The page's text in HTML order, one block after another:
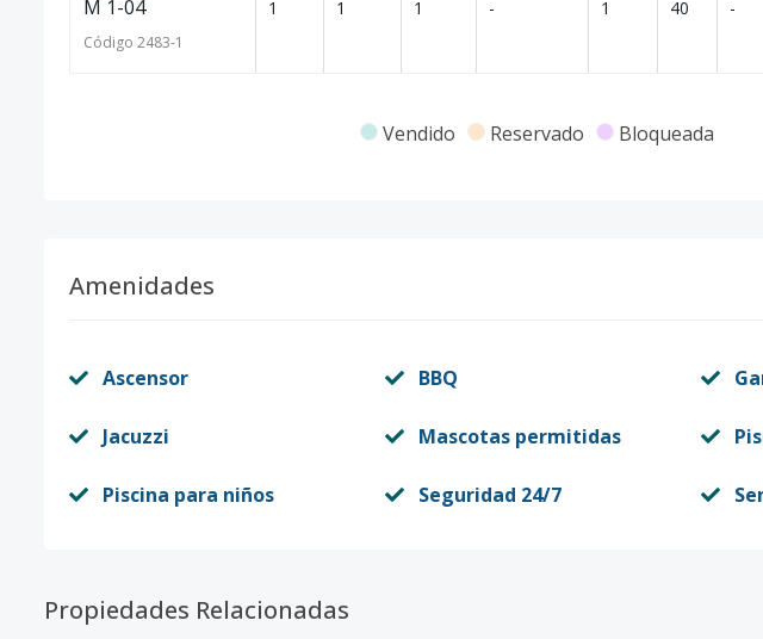
M 1-04
Código 2483-1
1 1 1 - 1 40 -
Vendido Reservado Bloqueada
Amenidades
Ascensor BBQ
Jacuzzi Mascotas permitidas
Piscina para niños Seguridad 24/7
Propiedades Relacionadas